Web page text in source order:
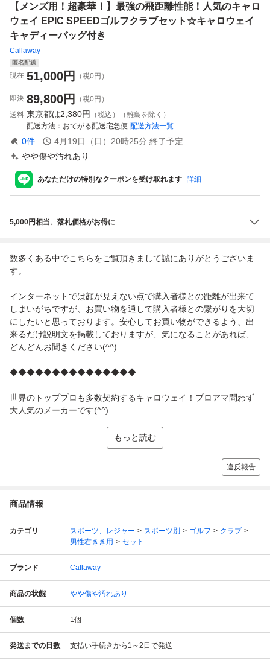
ズ・初心者・ゴル
フクラブ
【メンズ用！超豪華！】最強の飛距離性能！人気のキャロ
ウェイ EPIC SPEEDゴルフクラブセット☆キャロウェイ
キャディーバッグ付き
Callaway
匿名配送
現在 51,000円 （税0円）
即決 89,800円
（税0円）
送料 東京都は2,380円
（税込）（離島を除く）
配送方法
おてがる配送宅急便 配送方法一覧
0件 4月19日（日）20時25分 終了予定
やや傷や汚れあり
あなただけの特別なクーポンを受け取れます 詳細
5,000円相当、落札価格がお得に
数多くある中でこちらをご覧頂きまして誠にありがとうございま
す。
インターネットでは顔が見えない点で購入者様との距離が出来て
しまいがちですが、お買い物を通して購入者様との繋がりを大切
にしたいと思っております。安心してお買い物ができるよう、出
来るだけ説明文を掲載しておりますが、気になることがあれば、
どんどんお聞きください(^^)
◆◆◆◆◆◆◆◆◆◆◆◆◆◆◆
世界のトッププロも多数契約するキャロウェイ！プロアマ問わず
大人気のメーカーです(^^)...
もっと読む
違反報告
商品情報
カテゴリ スポーツ、レジャー スポーツ別 ゴルフ
クラブ
男性右きき用
セット
ブランド Callaway
商品の状態 やや傷や汚れあり
個数 1個
発送までの日数 支払い手続きから1～2日で発送